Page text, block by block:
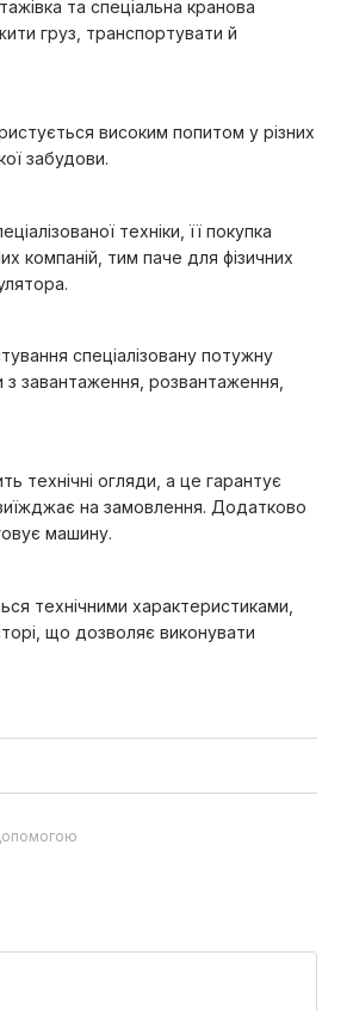
та спеціальна кранова
груз, транспортувати й
високим попитом у різних
забудови.
техніки, її покупка
компаній, тим паче для фізичних
спеціалізовану потужну
з завантаження, розвантаження,
технічні огляди, а це гарантує
на замовлення. Додатково
машину.
технічними характеристиками,
що дозволяє виконувати